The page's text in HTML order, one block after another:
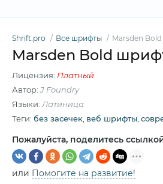
Shrift.pro Все шрифты Marsden Bold
Marsden Bold
Лицензия: Платный
Автор:J Foundry
Языки: Латиница
Теги: без засечек веб шрифты
Пожалуйста, поделитесь
или Помогите на развитие!